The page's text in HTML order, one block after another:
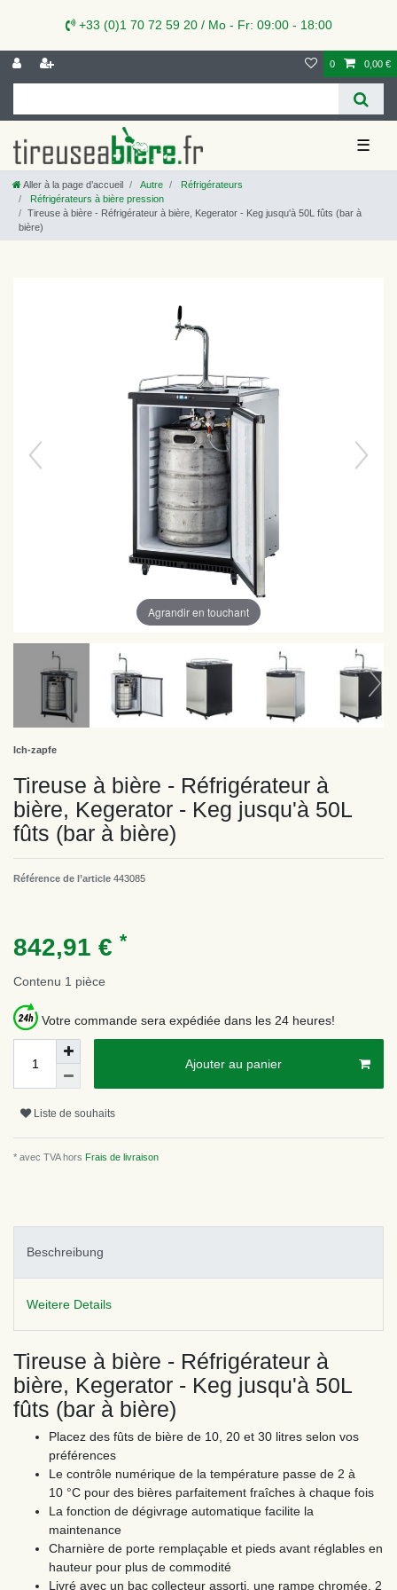
+33 (0)1 70 72 59 20 / Mo - Fr: 09:00 - 18:00
0 0,00 €
☰
Aller à la page d’accueil Autre
Réfrigérateurs
Réfrigérateurs à bière pression
Tireuse à bière - Réfrigérateur à bière, Kegerator - Keg jusqu'à 50L fûts (bar à
bière)
Agrandir en touchant
Ich-zapfe
Tireuse à bière - Réfrigérateur à
bière, Kegerator - Keg jusqu'à 50L
fûts (bar à bière)
Référence de l’article 443085
842,91 € *
Contenu 1 pièce
Votre commande sera expédiée dans les 24 heures!
Ajouter au panier
Liste de souhaits
* avec TVA hors Frais de livraison
Beschreibung
Weitere Details
Tireuse à bière - Réfrigérateur à
bière, Kegerator - Keg jusqu'à 50L
fûts (bar à bière)
Placez des fûts de bière de 10, 20 et 30 litres selon vos
préférences
Le contrôle numérique de la température passe de 2 à
10 °C pour des bières parfaitement fraîches à chaque fois
La fonction de dégivrage automatique facilite la
maintenance
Charnière de porte remplaçable et pieds avant réglables en
hauteur pour plus de commodité
Livré avec un bac collecteur assorti, une rampe chromée, 2